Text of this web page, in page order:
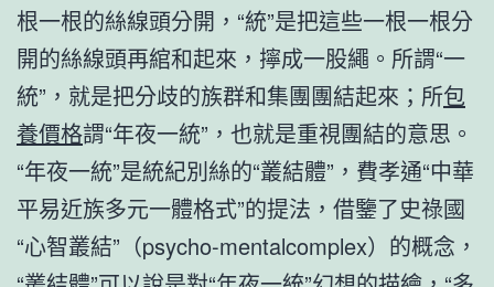
根一根的絲線頭分開，“統”是把這些一根一根分
開的絲線頭再綰和起來，擰成一股繩。所謂“一
統”，就是把分歧的族群和集團團結起來；所包
養價格謂“年夜一統”，也就是重視團結的意思。
“年夜一統”是統紀別絲的“叢結體”，費孝通“中華
平易近族多元一體格式”的提法，借鑒了史祿國
“心智叢結”（psycho-mentalcomplex）的概念，